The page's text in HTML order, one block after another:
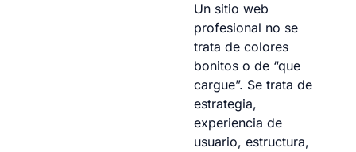
Un sitio web
profesional no se
trata de colores
bonitos o de “que
cargue”. Se trata de
estrategia,
experiencia de
usuario, estructura,